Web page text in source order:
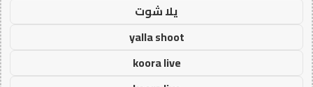
يلا شوت
yalla shoot
koora live